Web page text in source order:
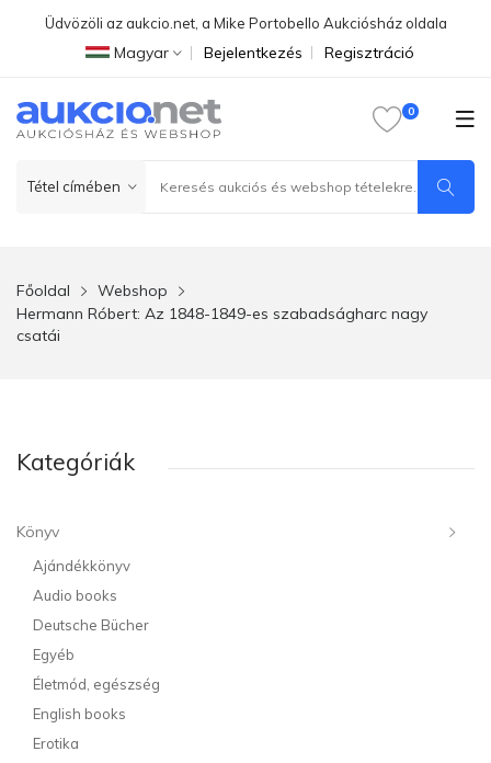
Üdvözöli az aukcio.net, a Mike Portobello Aukciósház oldala
Magyar Bejelentkezés Regisztráció
Főoldal
Webshop
Hermann Róbert: Az 1848-1849-es szabadságharc nagy
csatái
Kategóriák
Könyv
Ajándékkönyv
Audio books
Deutsche Bücher
Egyéb
Életmód, egészség
English books
Erotika